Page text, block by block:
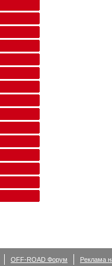
OFF-ROAD Форум Реклама